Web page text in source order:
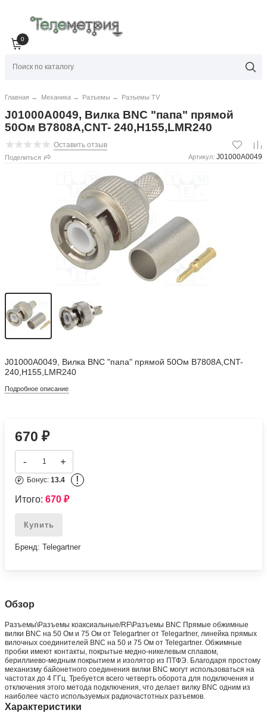
0
Главная → Механика → Разъемы → Разъемы TV
J01000A0049, Вилка BNC "папа" прямой
50Ом B7808A,CNT- 240,H155,LMR240
Оставить отзыв
Поделиться Артикул: J01000A0049
J01000A0049, Вилка BNC "папа" прямой 50Ом B7808A,CNT-
240,H155,LMR240
Подробное описание
670₽
- +
Бонус:13.4 !
Итого:670₽
Купить
Бренд: Telegartner
Обзор
Разъeмы\Разъeмы коаксиальные/RF\Разъeмы BNC Прямые обжимные
вилки BNC на 50 Ом и 75 Ом от Telegartner от Telegartner, линейка прямых
вилочных соединителей BNC на 50 и 75 Ом от Telegartner. Обжимные
пробки имеют контакты, покрытые медно-никелевым сплавом,
бериллиево-медным покрытием и изолятор из ПТФЭ. Благодаря простому
механизму байонетного соединения вилки BNC могут использоваться на
частотах до 4 ГГц. Требуется всего четверть оборота для подключения и
отключения этого метода подключения, что делает вилку BNC одним из
наиболее часто используемых радиочастотных разъемов.
Характеристики